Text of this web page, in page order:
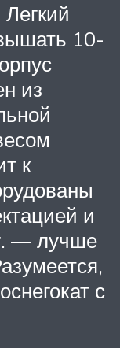
10-
из
к
и
— лучше
с